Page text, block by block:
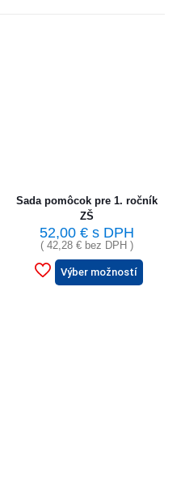
Sada pomôcok pre 1. ročník
ZŠ
52,00 €s DPH
( 42,28 €bez DPH )
Výber možností